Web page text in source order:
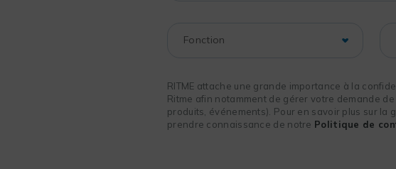
RITME attache une grande importance à la
Ritme afin notamment de gérer votre demande
produits, événements). Pour en savoir plus sur
prendre connaissance de notre Politique de